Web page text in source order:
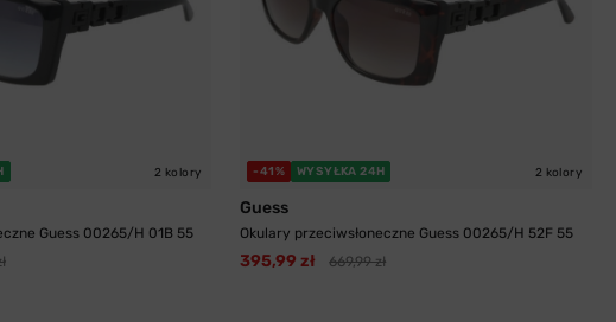
2 kolory
Guess 00265/H 01B 55
-41% WYSYŁKA 24H 2 kolory
Guess
Okulary przeciwsłoneczne Guess 00265/H 52F 55
395,99 zł 669,99 zł